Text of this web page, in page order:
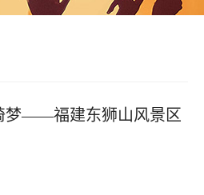
梦——福建东狮山风景区